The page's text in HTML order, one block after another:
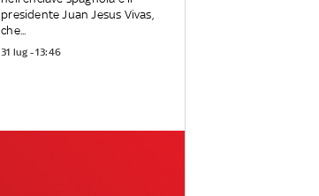
presidente Juan Jesus Vivas,
che...
31 lug - 13:46